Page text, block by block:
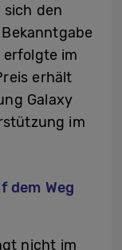
den
erfolgte im
erhält
Galaxy
im
dem Weg
nicht im